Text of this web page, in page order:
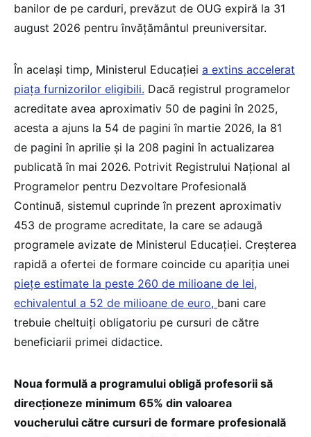
banilor de pe carduri, prevăzut de OUG expiră la 31
august 2026 pentru învățământul preuniversitar.
În același timp, Ministerul Educației a extins accelerat
piața furnizorilor eligibili. Dacă registrul programelor
acreditate avea aproximativ 50 de pagini în 2025,
acesta a ajuns la 54 de pagini în martie 2026, la 81
de pagini în aprilie și la 208 pagini în actualizarea
publicată în mai 2026. Potrivit Registrului Național al
Programelor pentru Dezvoltare Profesională
Continuă, sistemul cuprinde în prezent aproximativ
453 de programe acreditate, la care se adaugă
programele avizate de Ministerul Educației. Creșterea
rapidă a ofertei de formare coincide cu apariția unei
piețe estimate la peste 260 de milioane de lei,
echivalentul a 52 de milioane de euro, bani care
trebuie cheltuiți obligatoriu pe cursuri de către
beneficiarii primei didactice.
Noua formulă a programului obligă profesorii să
direcționeze minimum 65% din valoarea
voucherului către cursuri de formare profesională